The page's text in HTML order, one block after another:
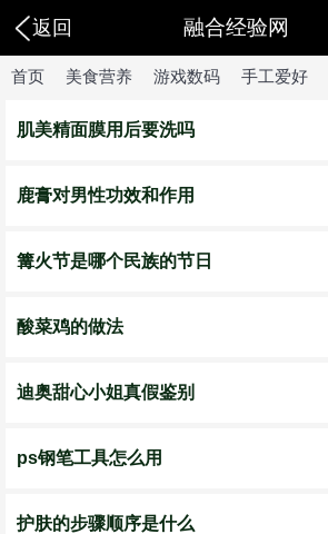
返回 融合经验网
首页 美食营养 游戏数码 手工爱好
肌美精面膜用后要洗吗
鹿膏对男性功效和作用
篝火节是哪个民族的节日
酸菜鸡的做法
迪奥甜心小姐真假鉴别
ps钢笔工具怎么用
护肤的步骤顺序是什么